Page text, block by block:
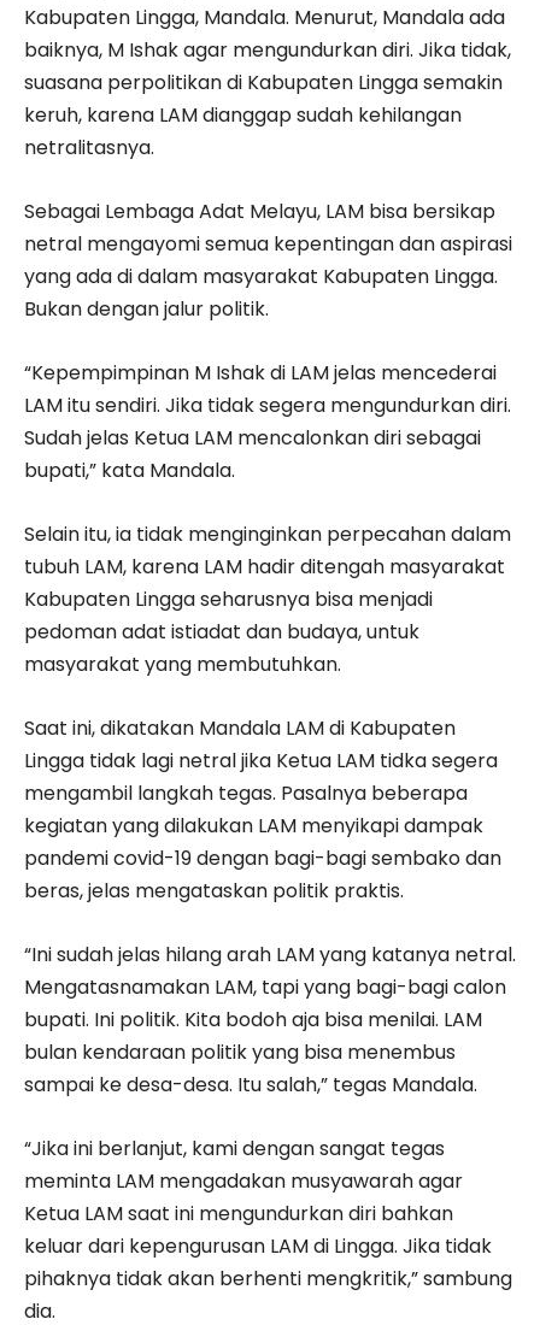
Kabupaten Lingga, Mandala. Menurut, Mandala ada
baiknya, M Ishak agar mengundurkan diri. Jika tidak,
suasana perpolitikan di Kabupaten Lingga semakin
keruh, karena LAM dianggap sudah kehilangan
netralitasnya.
Sebagai Lembaga Adat Melayu, LAM bisa bersikap
netral mengayomi semua kepentingan dan aspirasi
yang ada di dalam masyarakat Kabupaten Lingga.
Bukan dengan jalur politik.
“Kepempimpinan M Ishak di LAM jelas mencederai
LAM itu sendiri. Jika tidak segera mengundurkan diri.
Sudah jelas Ketua LAM mencalonkan diri sebagai
bupati,” kata Mandala.
Selain itu, ia tidak menginginkan perpecahan dalam
tubuh LAM, karena LAM hadir ditengah masyarakat
Kabupaten Lingga seharusnya bisa menjadi
pedoman adat istiadat dan budaya, untuk
masyarakat yang membutuhkan.
Saat ini, dikatakan Mandala LAM di Kabupaten
Lingga tidak lagi netral jika Ketua LAM tidka segera
mengambil langkah tegas. Pasalnya beberapa
kegiatan yang dilakukan LAM menyikapi dampak
pandemi covid-19 dengan bagi-bagi sembako dan
beras, jelas mengataskan politik praktis.
“Ini sudah jelas hilang arah LAM yang katanya netral.
Mengatasnamakan LAM, tapi yang bagi-bagi calon
bupati. Ini politik. Kita bodoh aja bisa menilai. LAM
bulan kendaraan politik yang bisa menembus
sampai ke desa-desa. Itu salah,” tegas Mandala.
“Jika ini berlanjut, kami dengan sangat tegas
meminta LAM mengadakan musyawarah agar
Ketua LAM saat ini mengundurkan diri bahkan
keluar dari kepengurusan LAM di Lingga. Jika tidak
pihaknya tidak akan berhenti mengkritik,” sambung
dia.